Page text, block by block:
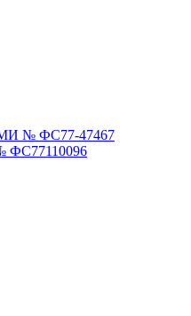
№ ФС77-47467
ФС77110096